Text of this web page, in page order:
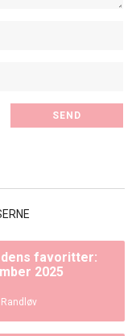
favoritter:
2025